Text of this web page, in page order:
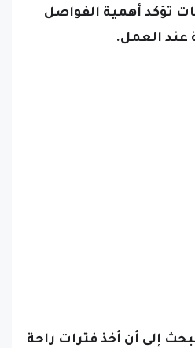
تؤكد أهمية الفواصل
عند العمل.
إلى أن أخذ فترات راحة